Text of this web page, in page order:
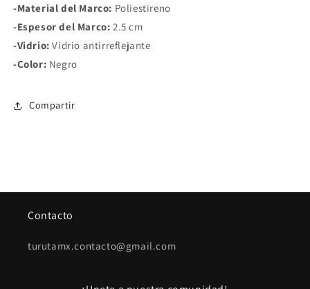
-Material del Marco: Poliestireno
-Espesor del Marco: 2.5 cm
-Vidrio: Vidrio antirreflejante
-Color: Negro
Compartir
Contacto
turutamx.contacto@gmail.com